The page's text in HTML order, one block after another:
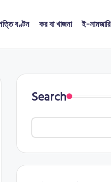
বণ্টন কর বা খাজনা ই-নামজারি
Search